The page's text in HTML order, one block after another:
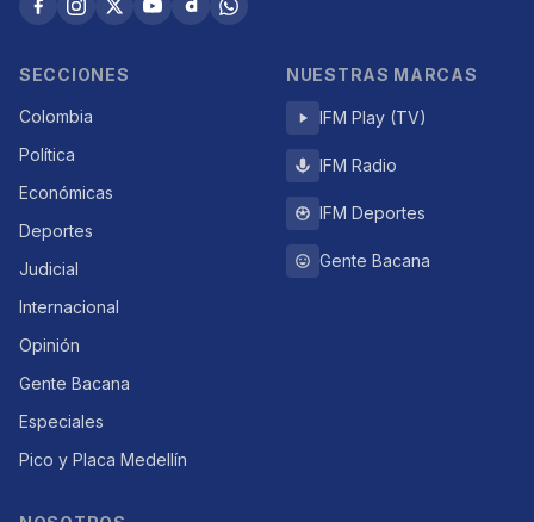
SECCIONES
Colombia
Política
Económicas
Deportes
Judicial
Internacional
Opinión
Gente Bacana
Especiales
Pico y Placa Medellín
NUESTRAS MARCAS
IFM Play (TV)
IFM Radio
IFM Deportes
Gente Bacana